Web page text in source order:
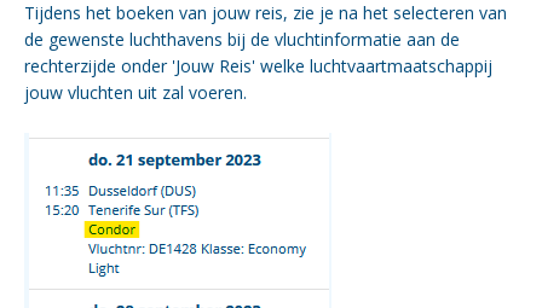
Tijdens het boeken van jouw reis, zie je na het selecteren van
de gewenste luchthavens bij de vluchtinformatie aan de
rechterzijde onder 'Jouw Reis' welke luchtvaartmaatschappij
jouw vluchten uit zal voeren.